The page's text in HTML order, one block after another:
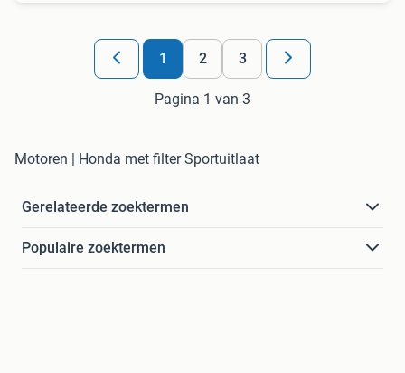
1 2 3
Pagina 1 van 3
Motoren | Honda met filter Sportuitlaat
Gerelateerde zoektermen
Populaire zoektermen